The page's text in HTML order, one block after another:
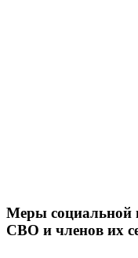
Меры социальной
СВО и членов их